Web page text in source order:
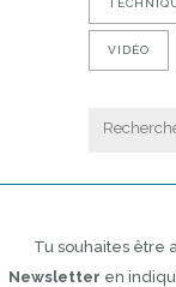
VIDÉO
Tu souhaites être
Newsletter en